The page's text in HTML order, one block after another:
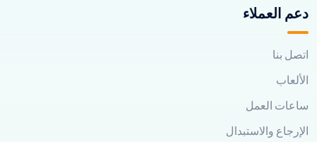
دعم العملاء
اتصل بنا
الألعاب
ساعات العمل
الإرجاع والاستبدال